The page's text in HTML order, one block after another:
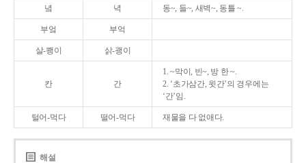
녘 녁 동~, 들~, 새벽~, 동틀 ~.
부엌 부억
살-쾡이 삵-괭이
칸 간
1. ~막이, 빈~, 방 한 ~.
2. ‘초가삼간, 윗간’의 경우에는
‘간’임.
털어-먹다 떨어-먹다 재물을 다 없애다.
해설